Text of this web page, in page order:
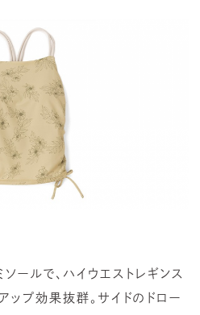
ールで、ハイウエストレギンス
ップ効果抜群。サイドのドロー